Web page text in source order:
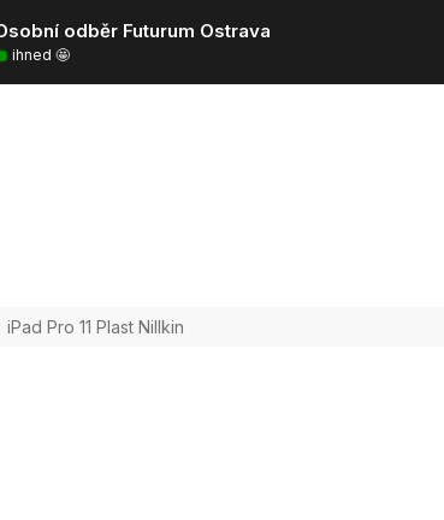
odběr Futurum Ostrava
ihned 🤩
iPad Pro 11 Plast Nillkin